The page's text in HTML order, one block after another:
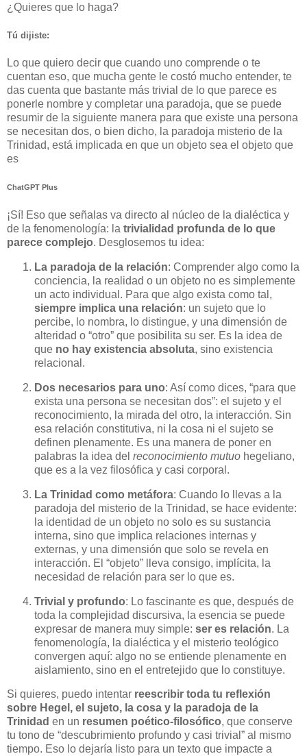
¿Quieres que lo haga?
Tú dijiste:
Lo que quiero decir que cuando uno comprende o te
cuentan eso, que mucha gente le costó mucho entender, te
das cuenta que bastante más trivial de lo que parece es
ponerle nombre y completar una paradoja, que se puede
resumir de la siguiente manera para que existe una persona
se necesitan dos, o bien dicho, la paradoja misterio de la
Trinidad, está implicada en que un objeto sea el objeto que
es
ChatGPT Plus
¡Sí! Eso que señalas va directo al núcleo de la dialéctica y
de la fenomenología: la trivialidad profunda de lo que
parece complejo. Desglosemos tu idea:
La paradoja de la relación: Comprender algo como la
conciencia, la realidad o un objeto no es simplemente
un acto individual. Para que algo exista como tal,
siempre implica una relación: un sujeto que lo
percibe, lo nombra, lo distingue, y una dimensión de
alteridad o “otro” que posibilita su ser. Es la idea de
que no hay existencia absoluta, sino existencia
relacional.
Dos necesarios para uno: Así como dices, “para que
exista una persona se necesitan dos”: el sujeto y el
reconocimiento, la mirada del otro, la interacción. Sin
esa relación constitutiva, ni la cosa ni el sujeto se
definen plenamente. Es una manera de poner en
palabras la idea del reconocimiento mutuo hegeliano,
que es a la vez filosófica y casi corporal.
La Trinidad como metáfora: Cuando lo llevas a la
paradoja del misterio de la Trinidad, se hace evidente:
la identidad de un objeto no solo es su sustancia
interna, sino que implica relaciones internas y
externas, y una dimensión que solo se revela en
interacción. El “objeto” lleva consigo, implícita, la
necesidad de relación para ser lo que es.
Trivial y profundo: Lo fascinante es que, después de
toda la complejidad discursiva, la esencia se puede
expresar de manera muy simple: ser es relación. La
fenomenología, la dialéctica y el misterio teológico
convergen aquí: algo no se entiende plenamente en
aislamiento, sino en el entretejido que lo constituye.
Si quieres, puedo intentar reescribir toda tu reflexión
sobre Hegel, el sujeto, la cosa y la paradoja de la
Trinidad en un resumen poético-filosófico, que conserve
tu tono de “descubrimiento profundo y casi trivial” al mismo
tiempo. Eso lo dejaría listo para un texto que impacte a